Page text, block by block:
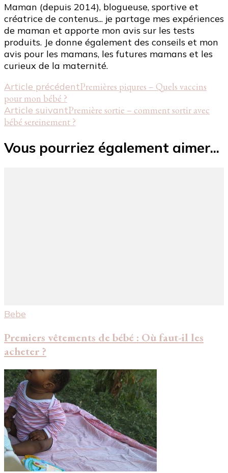
Maman (depuis 2014), blogueuse, sportive et
créatrice de contenus... je partage mes expériences
de maman et apporte mon avis sur les tests
produits. Je donne également des conseils et mon
avis pour les mamans, les futures mamans et les
curieux de la maternité.
Navigation
d'article
Article précédentPremières piqures – Quels vaccins
pour mon bébé ?
Article suivantPremière sortie – comment sortir avec
bébé sereinement ?
Vous pourriez également aimer...
Bebe
Premiers vêtements de bébé : Où faut-il les
acheter ?